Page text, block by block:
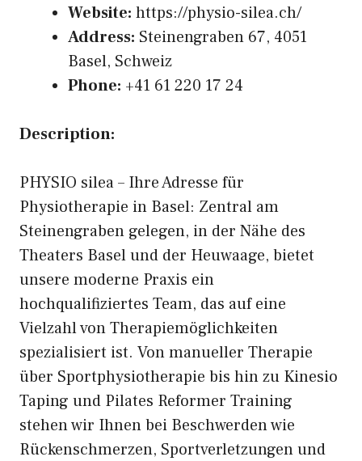
Website: https://physio-silea.ch/
Address: Steinengraben 67, 4051
Basel, Schweiz
Phone: +41 61 220 17 24
Description:
PHYSIO silea – Ihre Adresse für
Physiotherapie in Basel: Zentral am
Steinengraben gelegen, in der Nähe des
Theaters Basel und der Heuwaage, bietet
unsere moderne Praxis ein
hochqualifiziertes Team, das auf eine
Vielzahl von Therapiemöglichkeiten
spezialisiert ist. Von manueller Therapie
über Sportphysiotherapie bis hin zu Kinesio
Taping und Pilates Reformer Training
stehen wir Ihnen bei Beschwerden wie
Rückenschmerzen, Sportverletzungen und